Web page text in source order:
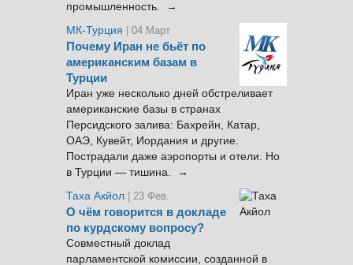
промышленность. →
МК-Турция
| 04 Март
Почему Иран не бьёт по
американским базам в
Турции
Иран уже несколько дней обстреливает
американские базы в странах
Персидского залива: Бахрейн, Катар,
ОАЭ, Кувейт, Иордания и другие.
Пострадали даже аэропорты и отели. Но
в Турции — тишина. →
Таха Акйол | 23 Фев.
О чём говорится в докладе
по курдскому вопросу?
Совместный доклад
парламентской комиссии, созданной в